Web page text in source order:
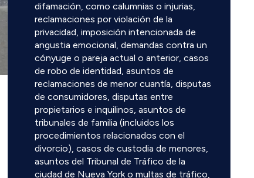
difamación, como calumnias o injurias,
reclamaciones por violación de la
privacidad, imposición intencionada de
angustia emocional, demandas contra un
cónyuge o pareja actual o anterior, casos
de robo de identidad, asuntos de
reclamaciones de menor cuantía, disputas
de consumidores, disputas entre
propietarios e inquilinos, asuntos de
tribunales de familia (incluidos los
procedimientos relacionados con el
divorcio), casos de custodia de menores,
asuntos del Tribunal de Tráfico de la
ciudad de Nueva York o multas de tráfico,